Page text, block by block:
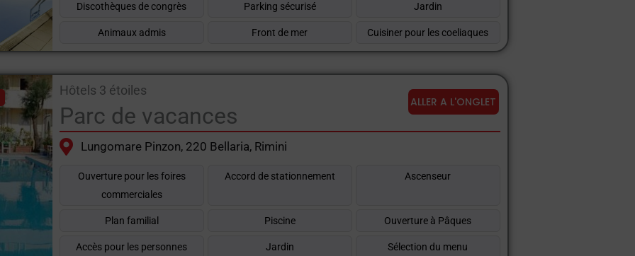
Discothèques de congrès Parking sécurisé Jardin
Animaux admis Front de mer Cuisiner pour les coeliaques
Hôtels 3 étoiles
ALLER A L'ONGLET
Parc de vacances
Lungomare Pinzon, 220 Bellaria, Rimini
Ouverture pour les foires
commerciales
Accord de stationnement Ascenseur
Plan familial Piscine Ouverture à Pâques
Accès pour les personnes
Jardin Sélection du menu